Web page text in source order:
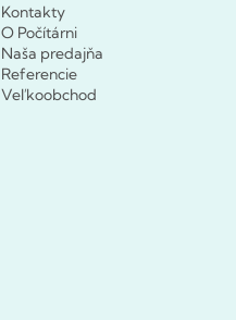
Kontakty
O Počítárni
Naša predajňa
Referencie
Veľkoobchod